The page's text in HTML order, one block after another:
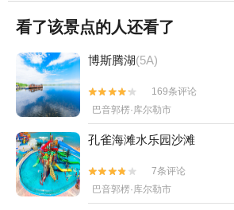
看了该景点的人还看了
博斯腾湖(5A)


169条评论
巴音郭楞·库尔勒市
孔雀海滩水乐园沙滩


7条评论
巴音郭楞·库尔勒市